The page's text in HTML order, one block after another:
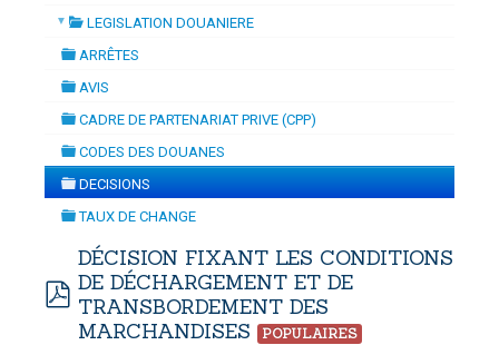
CADASTRE &
ACTUALITES
DOCUMENTATION
Toute la Documentation
mardi, 14 juillet 2026 10:30 juillet 2026 17:30
▼ LEGISLATION DOUANIERE
ARRÊTES
AVIS
CADRE DE PARTENARIAT PRIVE (CPP)
folder
CODES DES DOUANES
folder
DECISIONS
TAUX DE CHANGE
pdf
DÉCISION FIXANT LES CONDITIONS
DE DÉCHARGEMENT ET DE
TRANSBORDEMENT DES
MARCHANDISES
POPULAIRES